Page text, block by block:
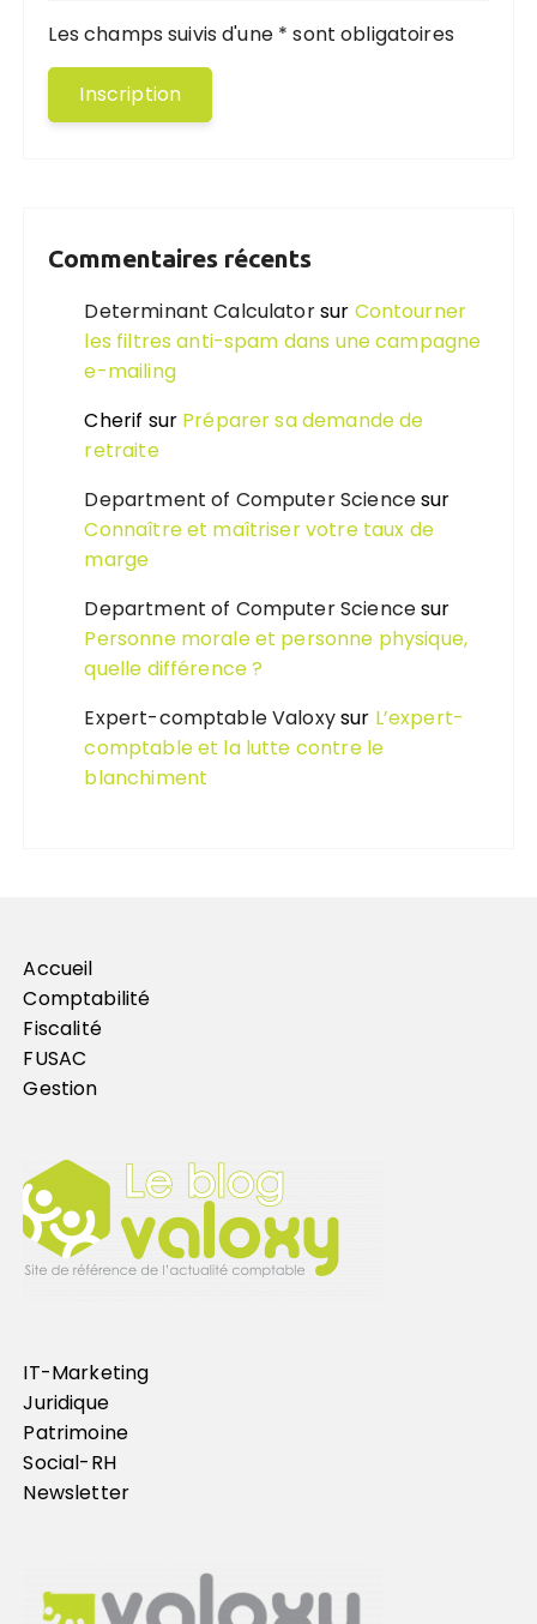
Les champs suivis d'une * sont obligatoires
Commentaires récents
Determinant Calculatorsur Contourner
les filtres anti-spam dans une campagne
e-mailing
Cherif sur Préparer sa demande de
retraite
Department of Computer Sciencesur
Connaître et maîtriser votre taux de
marge
Department of Computer Sciencesur
Personne morale et personne physique,
quelle différence ?
Expert-comptable Valoxysur L’expert-
comptable et la lutte contre le
blanchiment
Accueil
Comptabilité
Fiscalité
FUSAC
Gestion
IT-Marketing
Juridique
Patrimoine
Social-RH
Newsletter